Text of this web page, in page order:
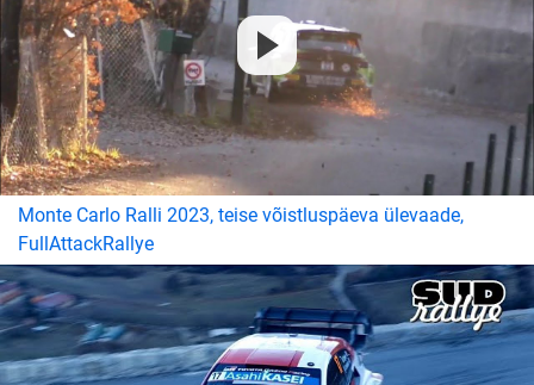
Monte Carlo Ralli 2023, teise võistluspäeva ülevaade,
FullAttackRallye